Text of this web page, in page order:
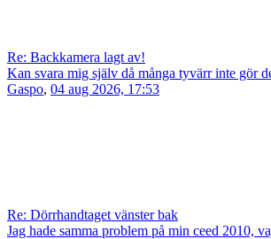
Re: Backkamera lagt av!
Kan svara mig själv då många tyvärr inte gör
Gaspo, 04 aug 2026, 17:53
Re: Dörrhandtaget vänster bak
Jag hade samma problem på min ceed 2010,